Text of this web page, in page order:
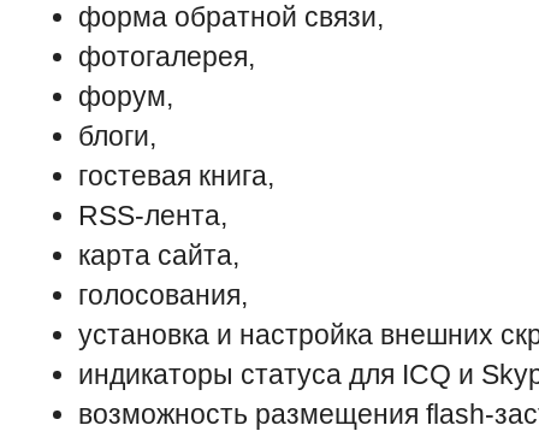
форма обратной связи,
фотогалерея,
форум,
блоги,
гостевая книга,
RSS-лента,
карта сайта,
голосования,
установка и настройка внешних
индикаторы статуса для ICQ и
возможность размещения flash-